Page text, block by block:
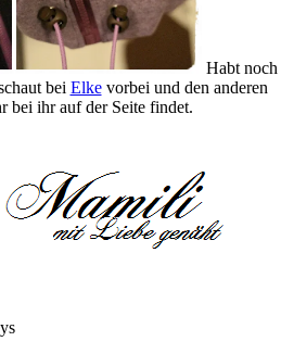
Habt noch
bei Elkevorbei und den anderen
bei ihr auf der Seite findet.